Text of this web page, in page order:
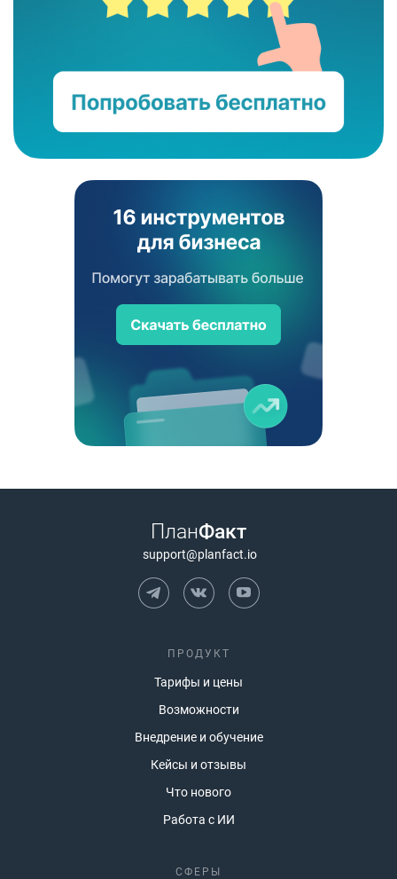
ПланФакт
support@planfact.io
ПРОДУКТ
Тарифы и цены
Возможности
Внедрение и обучение
Кейсы и отзывы
Что нового
Работа с ИИ
СФЕРЫ